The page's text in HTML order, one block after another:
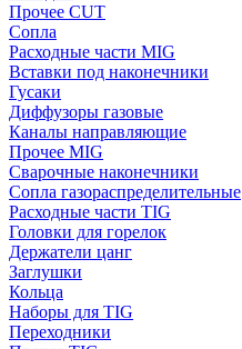
Прочее CUT
Сопла
Расходные части MIG
Вставки под наконечники
Гусаки
Диффузоры газовые
Каналы направляющие
Прочее MIG
Сварочные наконечники
Сопла газораспределительные
Расходные части TIG
Головки для горелок
Держатели цанг
Заглушки
Кольца
Наборы для TIG
Переходники